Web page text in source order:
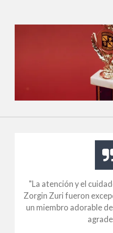
"La atención y el
Zorgin Zuri fueron
un miembro adorable